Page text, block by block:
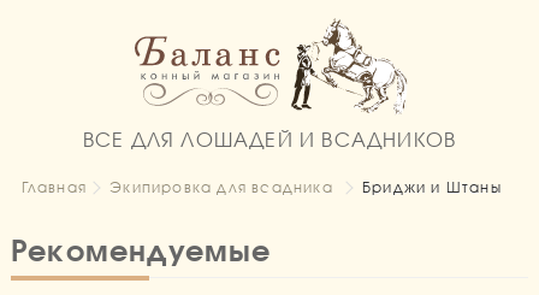
ВСЕ ДЛЯ ЛОШАДЕЙ И ВСАДНИКОВ
Главная Экипировка для всадника Бриджи и Штаны
Рекомендуемые